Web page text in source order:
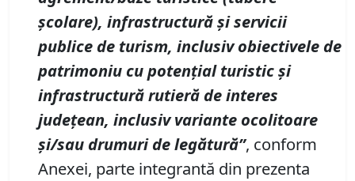
școlare), infrastructură și servicii
publice de turism, inclusiv obiectivele de
patrimoniu cu potențial turistic și
infrastructură rutieră de interes
județean, inclusiv variante ocolitoare
și/sau drumuri de legătură”, conform
Anexei, parte integrantă din prezenta